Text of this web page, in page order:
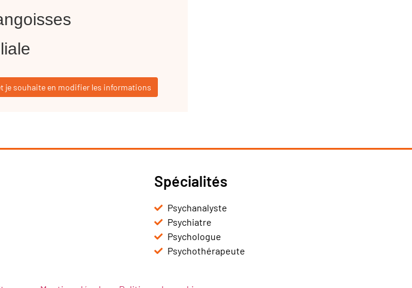
je souhaite en modifier les informations
Spécialités
Psychanalyste
Psychiatre
Psychologue
Psychothérapeute